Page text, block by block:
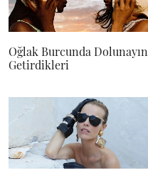
Oğlak Burcunda Dolunayın
Getirdikleri